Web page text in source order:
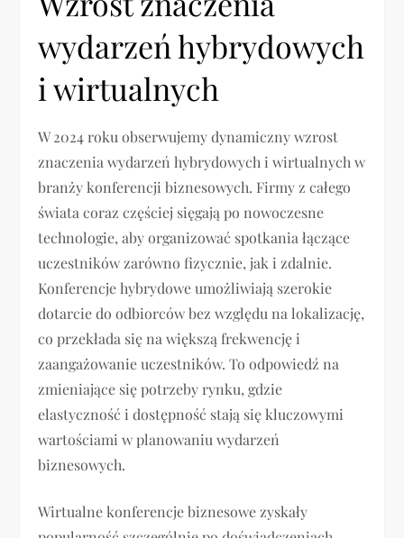
wydarzeń hybrydowych
i wirtualnych
W 2024 roku obserwujemy dynamiczny wzrost
znaczenia wydarzeń hybrydowych i wirtualnych w
branży konferencji biznesowych. Firmy z całego
świata coraz częściej sięgają po nowoczesne
technologie, aby organizować spotkania łączące
uczestników zarówno fizycznie, jak i zdalnie.
Konferencje hybrydowe umożliwiają szerokie
dotarcie do odbiorców bez względu na lokalizację,
co przekłada się na większą frekwencję i
zaangażowanie uczestników. To odpowiedź na
zmieniające się potrzeby rynku, gdzie
elastyczność i dostępność stają się kluczowymi
wartościami w planowaniu wydarzeń
biznesowych.
Wirtualne konferencje biznesowe zyskały